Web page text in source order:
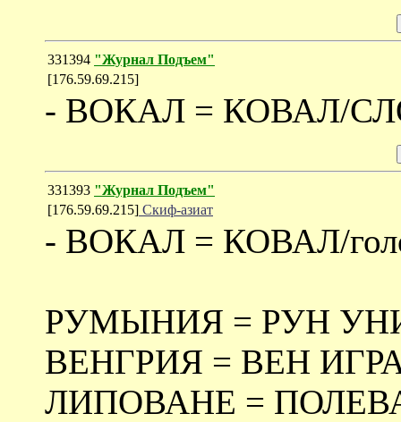
331394 "Журнал Подъем"
[176.59.69.215]
- ВОКАЛ = КОВАЛ/
331393 "Журнал Подъем"
[176.59.69.215] Скиф-азиат
- ВОКАЛ = КОВАЛ/
РУМЫНИЯ = РУН
ВЕНГРИЯ = ВЕН
ЛИПОВАНЕ =